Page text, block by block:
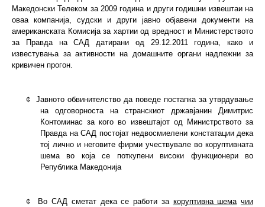
Македонски Телеком за 2009 година и други годишни извештаи на
оваа компанија, судски и други јавно објавени документи на
американската Комисија за хартии од вредност и Министерството
за Правда на САД датирани од 29.12.2011 година, како и
известувања за активности на домашните органи надлежни за
кривичен прогон.
¢
Јавното обвинителство да поведе постапка за утврдување
на одговорноста на странскиот државјанин Димитрис
Контоминас за кого во извештајот од Министрството за
Правда на САД постојат недвосмиелени констатации дека
тој лично и неговите фирми учествувале во коруптивната
шема во која се поткупени високи функционери во
Република Македонија
¢ Во САД сметат дека се работи за коруптивна шема чии